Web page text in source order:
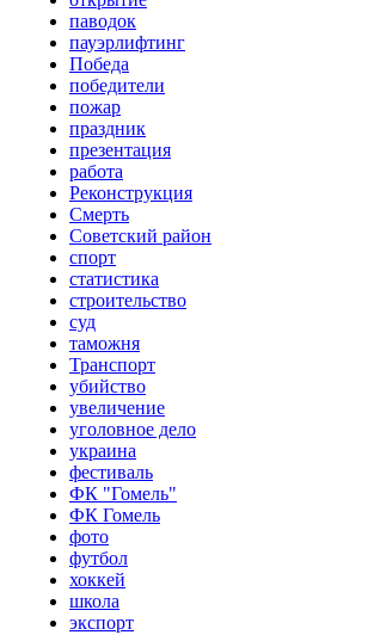
паводок
пауэрлифтинг
Победа
победители
пожар
праздник
презентация
работа
Реконструкция
Смерть
Советский район
спорт
статистика
строительство
суд
таможня
Транспорт
убийство
увеличение
уголовное дело
украина
фестиваль
ФК "Гомель"
ФК Гомель
фото
футбол
хоккей
школа
экспорт